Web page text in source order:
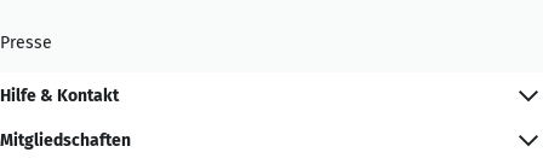
Presse
Hilfe & Kontakt
Mitgliedschaften